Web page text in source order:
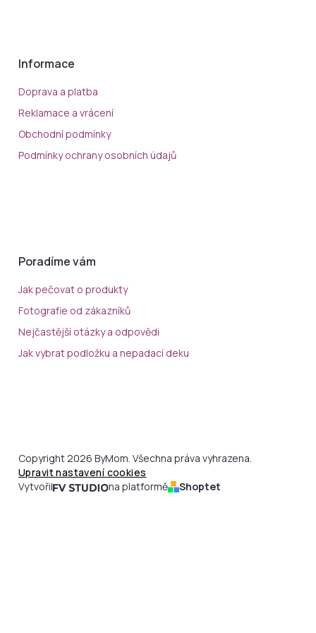
Informace
Doprava a platba
Reklamace a vrácení
Obchodní podmínky
Podmínky ochrany osobních údajů
Poradíme vám
Jak pečovat o produkty
Fotografie od zákazníků
Nejčastější otázky a odpovědi
Jak vybrat podložku a nepadací deku
Copyright 2026 ByMom. Všechna práva vyhrazena.
Upravit nastavení cookies
Vytvořil
na platformě Shoptet